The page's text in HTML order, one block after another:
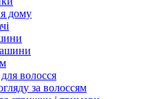
дому
волосся
за волоссям